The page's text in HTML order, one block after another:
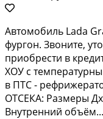
Автoмобиль Ladа
фургон. Звоните,
приобрести в
ХОУ с
в ПТС -
ОТСЕКА: Размеры
Внутренний объём...